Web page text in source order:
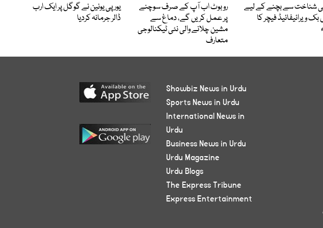
شناخت سے بچنے کے لیے
ویرائیفائیڈ فیچر کا
روبوٹ اب آپ کے صرف سوچنے
پر عمل کریں گے، دماغ سے
مشین چلانے والی نئی ٹیکنالوجی
متعارف
یورپی یونین نے گوگل پر ایک ارب
ڈالر جرمانہ کردیا
Showbiz News in Urdu
Sports News in Urdu
International News in
Urdu
Business News in Urdu
Urdu Magazine
Urdu Blogs
The Express Tribune
Express Entertainment